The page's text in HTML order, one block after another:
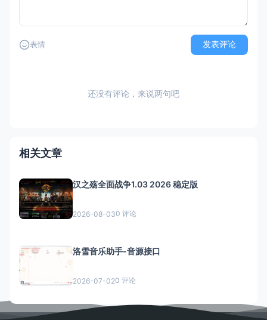
表情 发表评论
还没有评论，来说两句吧
相关文章
汉之殇全面战争1.03 2026 稳定版
2026-08-030 评论
洛雪音乐助手-音源接口
2026-07-020 评论